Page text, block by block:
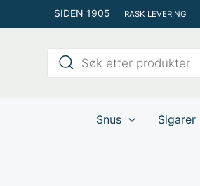
rett
SIDEN 1905 RASK LEVERING
Products
search
Snus Sigarer